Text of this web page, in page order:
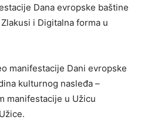
Dana evropske baštine
i Digitalna forma u
manifestacije Dani evropske
kulturnog nasleđa –
manifestacije u Užicu